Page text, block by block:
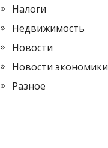
Налоги
Недвижимость
Новости
Новости экономики
Разное